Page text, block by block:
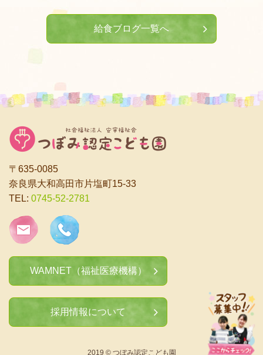
給食ブログ一覧へ
〒635-0085
奈良県大和高田市片塩町15-33
TEL: 0745-52-2781
WAMNET（福祉医療機構）
採用情報について
2019 © つぼみ認定こども園